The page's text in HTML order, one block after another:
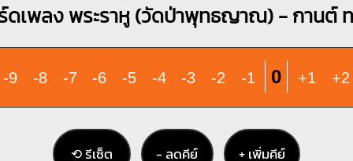
ดเพลง พระราหู (วัดป่าพุทธญาณ) - กานต์
-9 -8 -7 -6 -5 -4 -3 -2 -1 0 +1 +2
⟲ รีเซ็ต − ลดคีย์ + เพิ่มคีย์